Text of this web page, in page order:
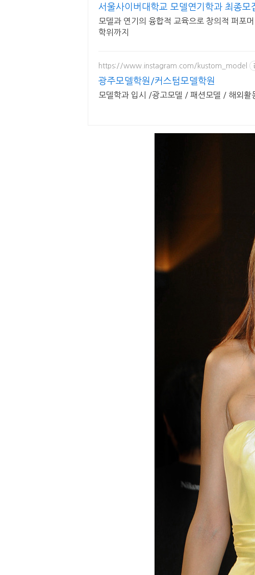
서울사이버대학교 모델연기학과 최종
모델과 연기의 융합적 교육으로 창의적 퍼포
학위까지
https://www.instagram.com/kustom_model
광주모델학원/커스텀모델학원
모델학과 입시 /광고모델 / 패션모델 / 해외활